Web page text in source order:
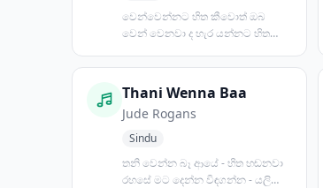
වෙන්වෙන්නට හිත කීවොත් ඔබ
වෙන් වෙනවා ද හැර යන්නට හිත
Thani Wenna Baa
Jude Rogans
Sindu
තනි වෙන්න බෑ ආයේ - හිත හඬනවා
රහසේ මට දෙන්න විඳගන්න - යලි